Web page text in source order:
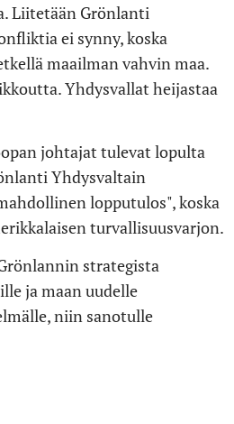
Liitetään Grönlanti
ei synny, koska
maailman vahvin maa.
Yhdysvallat heijastaa
johtajat tulevat lopulta
Yhdysvaltain
lopputulos", koska
turvallisuusvarjon.
strategista
ja maan uudelle
niin sanotulle